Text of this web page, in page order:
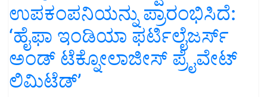
ಉಪಕಂಪನಿಯನ್ನು ಪ್ರಾರಂಭಿಸಿದೆ:
‘ಹೈಫಾ ಇಂಡಿಯಾ ಫರ್ಟಿಲೈಜರ್ಸ್
ಅಂಡ್ ಟೆಕ್ನೋಲಾಜೀಸ್ ಪ್ರೈವೇಟ್
ಲಿಮಿಟೆಡ್’